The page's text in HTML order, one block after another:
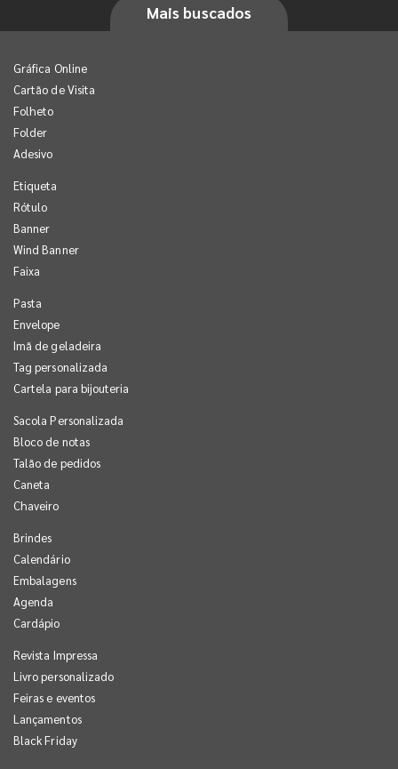
Mais buscados
Gráfica Online
Cartão de Visita
Folheto
Folder
Adesivo
Etiqueta
Rótulo
Banner
Wind Banner
Faixa
Pasta
Envelope
Imã de geladeira
Tag personalizada
Cartela para bijouteria
Sacola Personalizada
Bloco de notas
Talão de pedidos
Caneta
Chaveiro
Brindes
Calendário
Embalagens
Agenda
Cardápio
Revista Impressa
Livro personalizado
Feiras e eventos
Lançamentos
Black Friday